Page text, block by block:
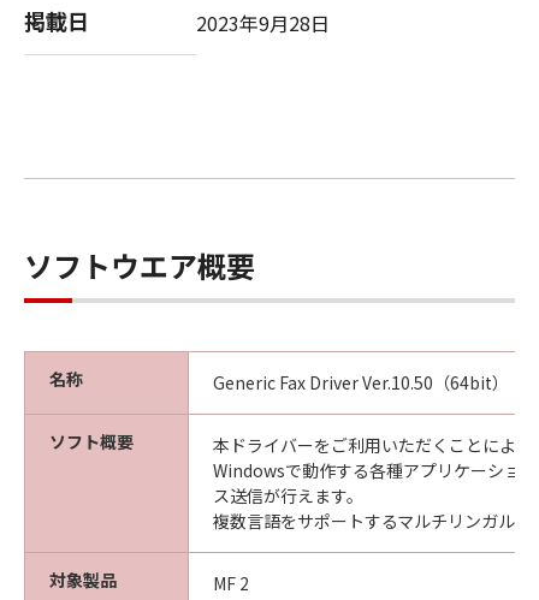
掲載日 2023年9月28日
ソフトウエア概要
名称 Generic Fax Driver Ver.10.50（64bit）
ソフト概要
本ドライバーをご利用いただくことによ
Windowsで動作する各種アプリケーショ
ス送信が行えます。
複数言語をサポートするマルチリンガルド
対象製品 MF 2